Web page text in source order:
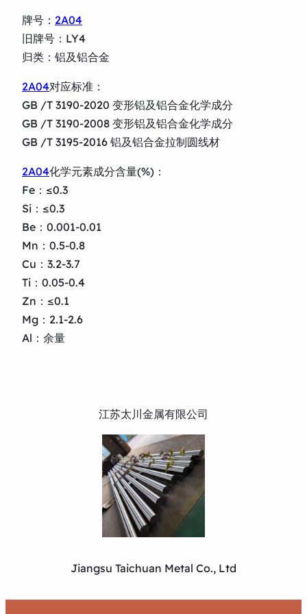
牌号： 2A04
旧牌号：LY4
归类：铝及铝合金
2A04对应标准：
GB /T 3190-2020 变形铝及铝合金化学成分
GB /T 3190-2008 变形铝及铝合金化学成分
GB /T 3195-2016 铝及铝合金拉制圆线材
2A04化学元素成分含量(%)：
Fe：≤0.3
Si：≤0.3
Be：0.001-0.01
Mn：0.5-0.8
Cu：3.2-3.7
Ti：0.05-0.4
Zn：≤0.1
Mg：2.1-2.6
Al：余量
江苏太川金属有限公司
Jiangsu Taichuan Metal Co., Ltd